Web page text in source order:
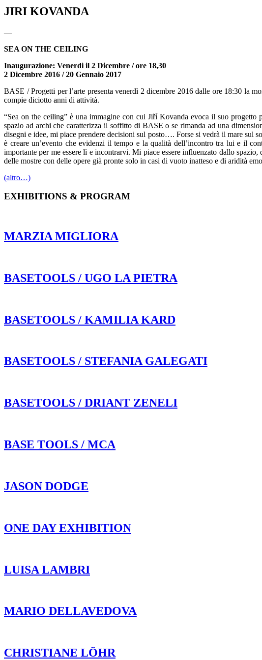
JIRI KOVANDA
—
SEA ON THE CEILING
Inaugurazione: Venerdi il 2 Dicembre / ore 18,30
2 Dicembre 2016 / 20 Gennaio 2017
BASE / Progetti per l’arte presenta venerdì 2 dicembre 2016 dalle ore 18:30 la
compie diciotto anni di attività.
“Sea on the ceiling” è una immagine con cui Jiří Kovanda evoca il suo progetto
spazio ad archi che caratterizza il soffitto di BASE o se rimanda ad una
disegni e idee, mi piace prendere decisioni sul posto…. Forse si vedrà il mare sul
è creare un’evento che evidenzi il tempo e la qualità dell’incontro tra lui e il
importante per me essere lì e incontrarvi. Mi piace essere influenzato dallo
delle mostre con delle opere già pronte solo in casi di vuoto inatteso e di aridità
(altro…)
EXHIBITIONS & PROGRAM
MARZIA MIGLIORA
BASETOOLS / UGO LA PIETRA
BASETOOLS / KAMILIA KARD
BASETOOLS / STEFANIA GALEGATI
BASETOOLS / DRIANT ZENELI
BASE TOOLS / MCA
JASON DODGE
ONE DAY EXHIBITION
LUISA LAMBRI
MARIO DELLAVEDOVA
CHRISTIANE LÖHR